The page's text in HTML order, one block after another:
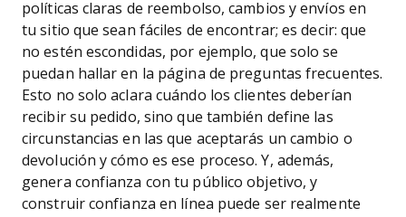
políticas claras de reembolso, cambios y envíos en
tu sitio que sean fáciles de encontrar; es decir: que
no estén escondidas, por ejemplo, que solo se
puedan hallar en la página de preguntas frecuentes.
Esto no solo aclara cuándo los clientes deberían
recibir su pedido, sino que también define las
circunstancias en las que aceptarás un cambio o
devolución y cómo es ese proceso. Y, además,
genera confianza con tu público objetivo, y
construir confianza en línea puede ser realmente